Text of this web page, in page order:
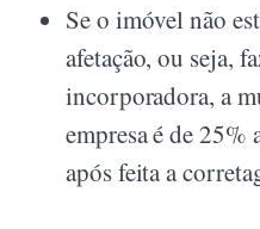
Se o imóvel não
afetação, ou seja,
incorporadora, a
empresa é de
após feita a